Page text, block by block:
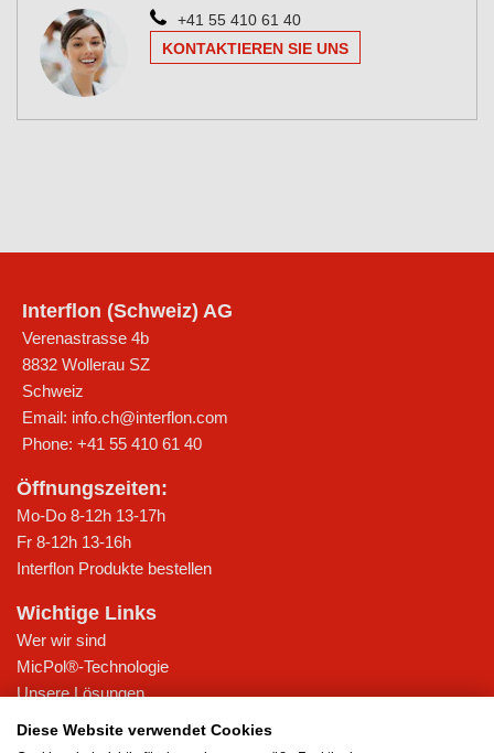
+41 55 410 61 40
KONTAKTIEREN SIE UNS
Interflon (Schweiz) AG
Verenastrasse 4b
8832 Wollerau SZ
Schweiz
Email: info.ch@interflon.com
Phone: +41 55 410 61 40
Öffnungszeiten:
Mo-Do 8-12h 13-17h
Fr 8-12h 13-16h
Interflon Produkte bestellen
Wichtige Links
Wer wir sind
MicPol®-Technologie
Unsere Lösungen
Diese Website verwendet Cookies